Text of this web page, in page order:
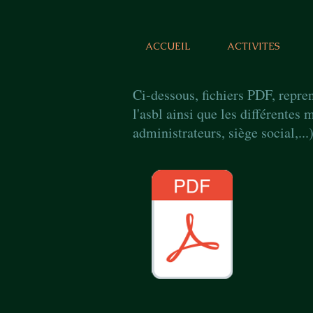
ACCUEIL ACTIVITES
Ci-dessous, fichiers PDF,
l'asbl ainsi que les différentes
administrateurs, siège social,...)